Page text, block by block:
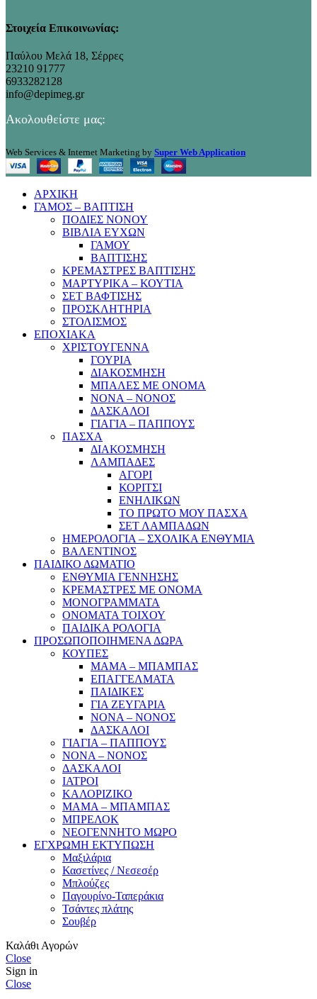
Στοιχεία Επικοινωνίας:
Παύλου Μελά 18, Σέρρες
23210 91777
6933282128
info@depimeg.gr
Ακολουθείστε μας:
Web Services & Internet Marketing by Super Web Application
ΑΡΧΙΚΗ
ΓΑΜΟΣ – ΒΑΠΤΙΣΗ
ΠΟΔΙΕΣ ΝΟΝΟΥ
ΒΙΒΛΙΑ ΕΥΧΩΝ
ΓΑΜΟΥ
ΒΑΠΤΙΣΗΣ
ΚΡΕΜΑΣΤΡΕΣ ΒΑΠΤΙΣΗΣ
ΜΑΡΤΥΡΙΚΑ – ΚΟΥΤΙΑ
ΣΕΤ ΒΑΦΤΙΣΗΣ
ΠΡΟΣΚΛΗΤΗΡΙΑ
ΣΤΟΛΙΣΜΟΣ
ΕΠΟΧΙΑΚΑ
ΧΡΙΣΤΟΥΓΕΝΝΑ
ΓΟΥΡΙΑ
ΔΙΑΚΟΣΜΗΣΗ
ΜΠΑΛΕΣ ΜΕ ΟΝΟΜΑ
ΝΟΝΑ – ΝΟΝΟΣ
ΔΑΣΚΑΛΟΙ
ΓΙΑΓΙΑ – ΠΑΠΠΟΥΣ
ΠΑΣΧΑ
ΔΙΑΚΟΣΜΗΣΗ
ΛΑΜΠΑΔΕΣ
ΑΓΟΡΙ
ΚΟΡΙΤΣΙ
ΕΝΗΛΙΚΩΝ
ΤΟ ΠΡΩΤΟ ΜΟΥ ΠΑΣΧΑ
ΣΕΤ ΛΑΜΠΑΔΩΝ
ΗΜΕΡΟΛΟΓΙΑ – ΣΧΟΛΙΚΑ ΕΝΘΥΜΙΑ
ΒΑΛΕΝΤΙΝΟΣ
ΠΑΙΔΙΚΟ ΔΩΜΑΤΙΟ
ΕΝΘΥΜΙΑ ΓΕΝΝΗΣΗΣ
ΚΡΕΜΑΣΤΡΕΣ ΜΕ ΟΝΟΜΑ
ΜΟΝΟΓΡΑΜΜΑΤΑ
ΟΝΟΜΑΤΑ ΤΟΙΧΟΥ
ΠΑΙΔΙΚΑ ΡΟΛΟΓΙΑ
ΠΡΟΣΩΠΟΠΟΙΗΜΕΝΑ ΔΩΡΑ
ΚΟΥΠΕΣ
ΜΑΜΑ – ΜΠΑΜΠΑΣ
ΕΠΑΓΓΕΛΜΑΤΑ
ΠΑΙΔΙΚΕΣ
ΓΙΑ ΖΕΥΓΑΡΙΑ
ΝΟΝΑ – ΝΟΝΟΣ
ΔΑΣΚΑΛΟΙ
ΓΙΑΓΙΑ – ΠΑΠΠΟΥΣ
ΝΟΝΑ – ΝΟΝΟΣ
ΔΑΣΚΑΛΟΙ
ΙΑΤΡΟΙ
ΚΑΛΟΡΙΖΙΚΟ
ΜΑΜΑ – ΜΠΑΜΠΑΣ
ΜΠΡΕΛΟΚ
ΝΕΟΓΕΝΝΗΤΟ ΜΩΡΟ
ΕΓΧΡΩΜΗ ΕΚΤΥΠΩΣΗ
Μαξιλάρια
Κασετίνες / Νεσεσέρ
Μπλούζες
Παγουρίνο-Ταπεράκια
Τσάντες πλάτης
Σουβέρ
Καλάθι Αγορών
Close
Sign in
Close